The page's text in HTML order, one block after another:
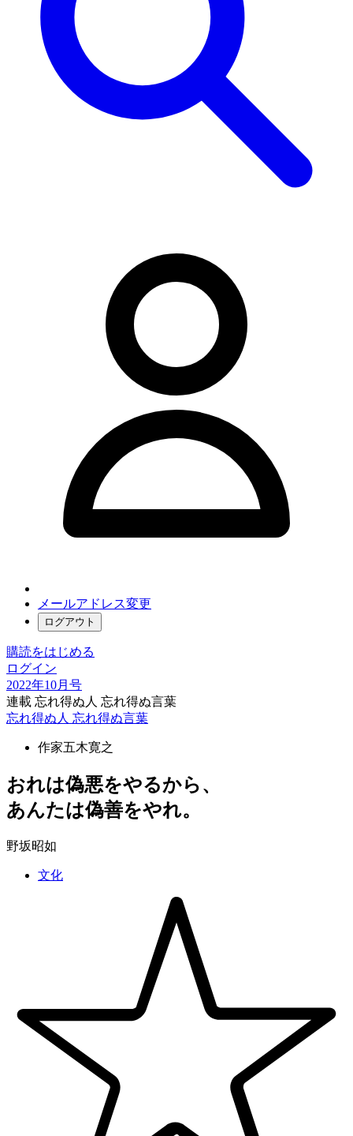
メールアドレス変更
ログアウト
購読をはじめる
ログイン
2022年10月号
連載 忘れ得ぬ人 忘れ得ぬ言葉
忘れ得ぬ人 忘れ得ぬ言葉
作家五木寛之
おれは偽悪をやるから、
あんたは偽善をやれ。
野坂昭如
文化